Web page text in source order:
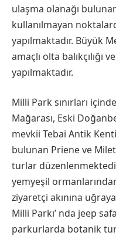
ulaşma olanağı
kullanılmayan
yapılmaktadır. Büyük
amaçlı olta balıkçılığı
yapılmaktadır.
Milli Park sınırları
Mağarası, Eski
mevkii Tebai Antik
bulunan Priene ve
turlar
yemyeşil
ziyaretçi akınına
Milli Parkı’ nda jeep
parkurlarda botanik